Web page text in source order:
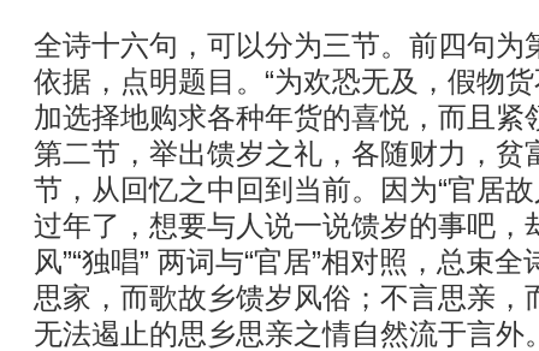
全诗十六句，可以分为三节。前四句为
依据，点明题目。“为欢恐无及，假物
加选择地购求各种年货的喜悦，而且紧
第二节，举出馈岁之礼，各随财力，贫
节，从回忆之中回到当前。因为“官居
过年了，想要与人说一说馈岁的事吧，
风”“独唱” 两词与“官居”相对照，总束
思家，而歌故乡馈岁风俗；不言思亲，
无法遏止的思乡思亲之情自然流于言外